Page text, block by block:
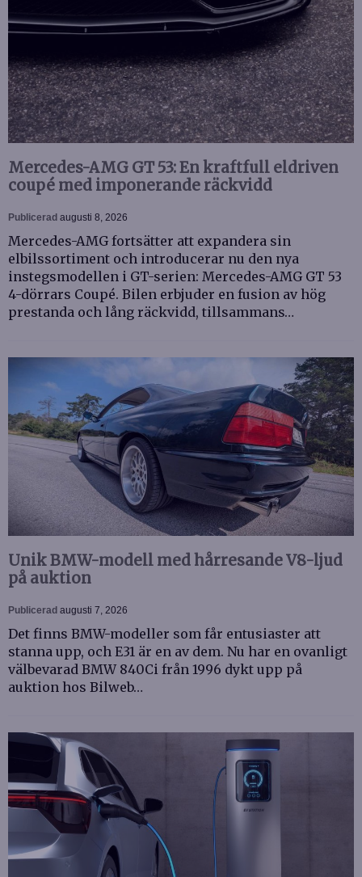
Mercedes-AMG GT 53: En kraftfull eldriven
coupé med imponerande räckvidd
Publicerad augusti 8, 2026
Mercedes-AMG fortsätter att expandera sin
elbilssortiment och introducerar nu den nya
instegsmodellen i GT-serien: Mercedes-AMG GT 53
4-dörrars Coupé. Bilen erbjuder en fusion av hög
prestanda och lång räckvidd, tillsammans…
Unik BMW-modell med hårresande V8-ljud
på auktion
Publicerad augusti 7, 2026
Det finns BMW-modeller som får entusiaster att
stanna upp, och E31 är en av dem. Nu har en ovanligt
välbevarad BMW 840Ci från 1996 dykt upp på
auktion hos Bilweb…